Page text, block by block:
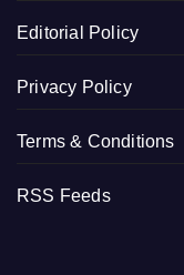
Editorial Policy
Privacy Policy
Terms & Conditions
RSS Feeds